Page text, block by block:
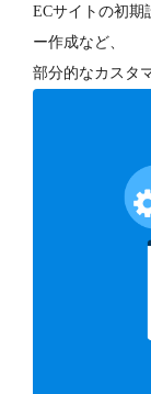
1,580,000
ECサイトの“
各種支援（分
デザインフ
800,000円
オーナーさ
フルカスタマ
300,000円
プロのデザ
ECサイトの初期
ー作成など、
部分的なカスタ